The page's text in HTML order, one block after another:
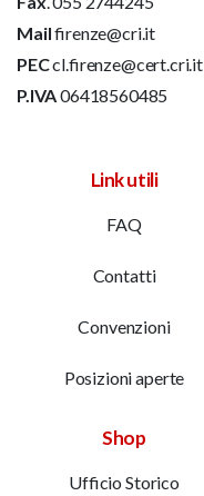
Mailfirenze@cri.it
PECcl.firenze@cert.cri.it
P.IVA06418560485
Link utili
FAQ
Contatti
Convenzioni
Posizioni aperte
Shop
Ufficio Storico